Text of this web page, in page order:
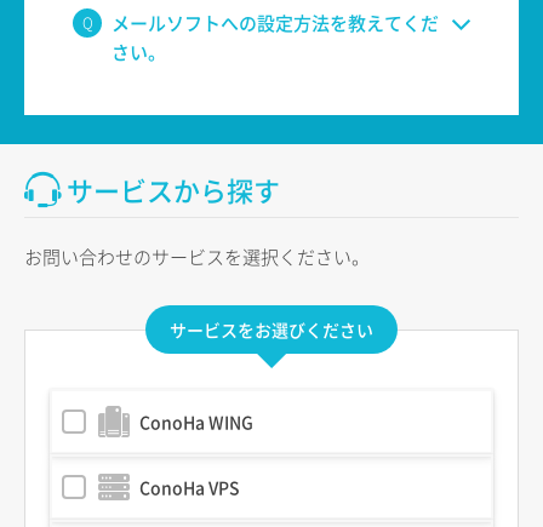
メールソフトへの設定方法を教えてくだ
さい。
サービスから探す
お問い合わせのサービスを選択ください。
サービスをお選びください
ConoHa WING
ConoHa VPS